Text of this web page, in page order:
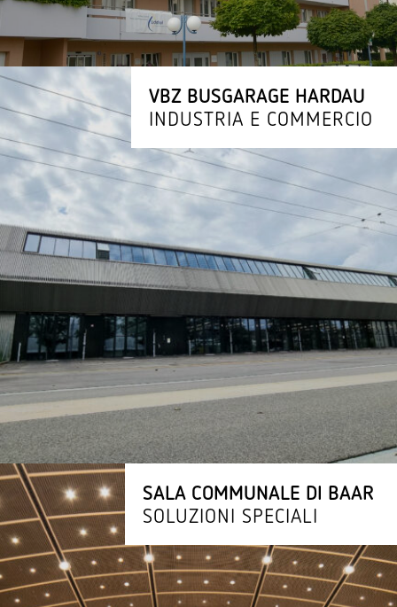
VBZ BUSGARAGE HARDAU
INDUSTRIA E COMMERCIO
SALA COMMUNALE DI BAAR
SOLUZIONI SPECIALI